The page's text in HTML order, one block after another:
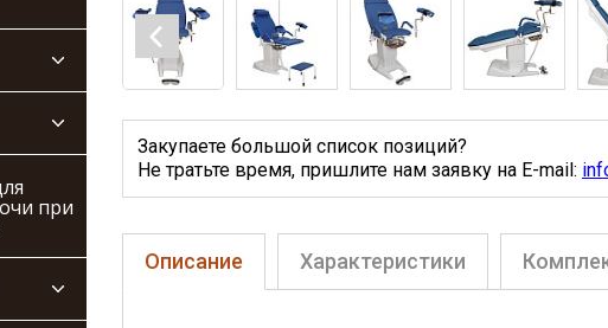
при
Закупаете большой список позиций?
Не тратьте время, пришлите нам заявку на E-mail:
Описание Характеристики